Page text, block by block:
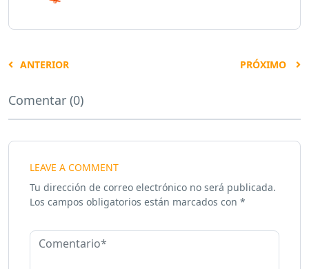
ANTERIOR PRÓXIMO
Comentar (0)
LEAVE A COMMENT
Tu dirección de correo electrónico no será publicada.
Los campos obligatorios están marcados con *